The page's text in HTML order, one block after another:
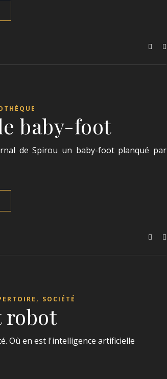
baby-foot
de Spirou un baby-foot planqué par
, SOCIÉTÉ
robot
Où en est l'intelligence artificielle